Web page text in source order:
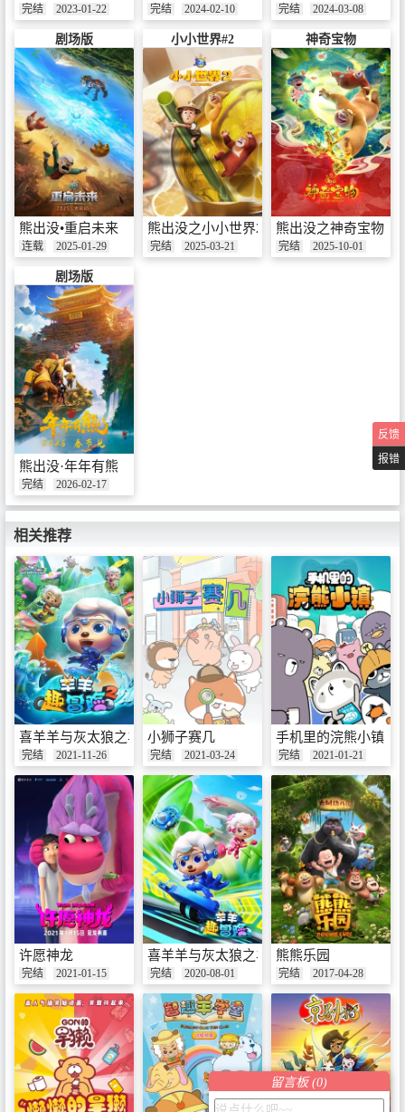
完结 2023-01-22 完结 2024-02-10 完结 2024-03-08
剧场版
熊出没•重启未来
连载 2025-01-29
小小世界#2
熊出没之小小世界2
完结 2025-03-21
神奇宝物
熊出没之神奇宝物
完结 2025-10-01
剧场版
熊出没·年年有熊
完结 2026-02-17
相关推荐
喜羊羊与灰太狼之羊羊趣冒险 第二季
完结 2021-11-26
小狮子赛几
完结 2021-03-24
手机里的浣熊小镇
完结 2021-01-21
许愿神龙
完结 2021-01-15
喜羊羊与灰太狼之羊羊趣冒险
完结 2020-08-01
熊熊乐园
完结 2017-04-28
留言板 (0)
反馈
报错